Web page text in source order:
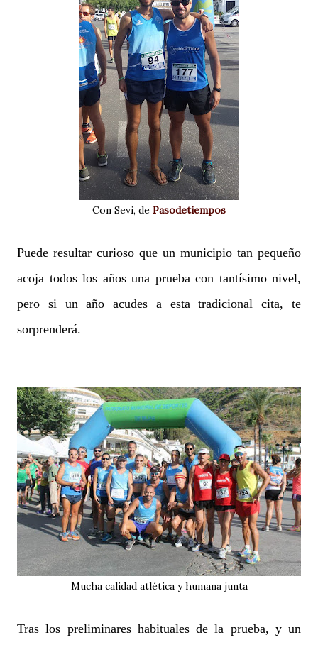
Con Sevi, de Pasodetiempos
Puede resultar curioso que un municipio tan pequeño
acoja todos los años una prueba con tantísimo nivel,
pero si un año acudes a esta tradicional cita, te
sorprenderá.
Mucha calidad atlética y humana junta
Tras los preliminares habituales de la prueba, y un